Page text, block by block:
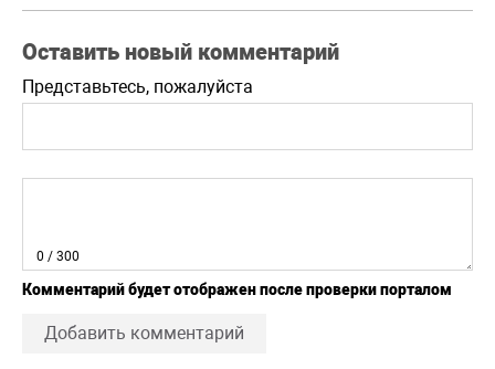
Оставить новый комментарий
Представьтесь, пожалуйста
0 / 300
Комментарий будет отображен после проверки порталом
Добавить комментарий